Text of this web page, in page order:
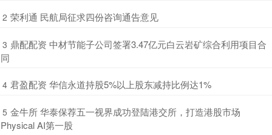
2 ​荣利通 民航局征求四份咨询通告意见
3 ​鼎配配资 中材节能子公司签署3.47亿元白云岩矿综合利用项目合
同
4 ​君盈配资 华信永道持股5%以上股东减持比例达1%
5 ​金牛所 华泰保荐五一视界成功登陆港交所，打造港股市场
Physical AI第一股